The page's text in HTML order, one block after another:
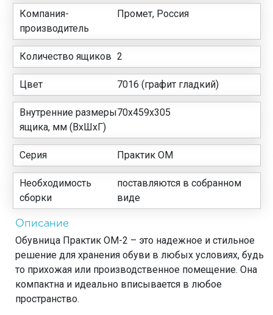
Компания-
производитель
Промет, Россия
Количество ящиков 2
Цвет 7016 (графит гладкий)
Внутренние размеры
ящика, мм (ВхШхГ)
70x459x305
Серия Практик ОМ
Необходимость
сборки
поставляются в собранном
виде
Описание
Обувница Практик ОМ-2 – это надежное и стильное
решение для хранения обуви в любых условиях, будь
то прихожая или производственное помещение. Она
компактна и идеально вписывается в любое
пространство.